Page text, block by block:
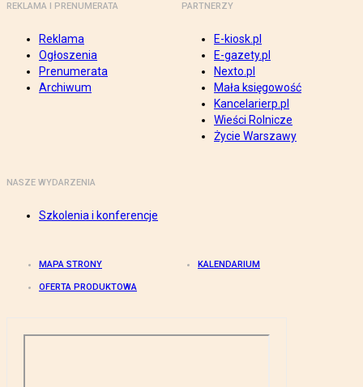
REKLAMA I PRENUMERATA
Reklama
Ogłoszenia
Prenumerata
Archiwum
PARTNERZY
E-kiosk.pl
E-gazety.pl
Nexto.pl
Mała księgowość
Kancelarierp.pl
Wieści Rolnicze
Życie Warszawy
NASZE WYDARZENIA
Szkolenia i konferencje
MAPA STRONY KALENDARIUM
OFERTA PRODUKTOWA